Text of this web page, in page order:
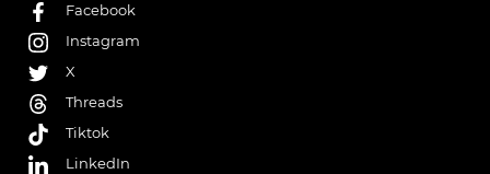
Facebook
Instagram
X
Threads
Tiktok
LinkedIn